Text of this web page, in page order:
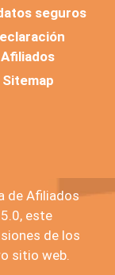
seguros
Afiliados
Sitemap
de Afiliados
este
de los
sitio web.